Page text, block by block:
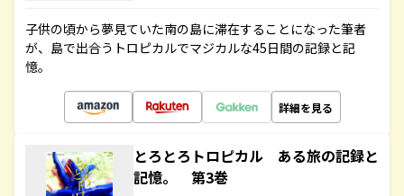
子供の頃から夢見ていた南の島に滞在することになった筆者
が、島で出合うトロピカルでマジカルな45日間の記録と記
憶。
詳細を見る
とろとろトロピカル ある旅の記録と
記憶。 第3巻